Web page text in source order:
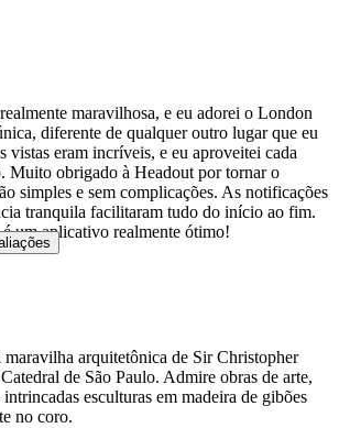
maravilhosa, e eu adorei o London
diferente de qualquer outro lugar que eu
vistas eram incríveis, e eu aproveitei cada
Muito obrigado à Headout por tornar o
simples e sem complicações. As notificações
tranquila facilitaram tudo do início ao fim.
um aplicativo realmente ótimo!
maravilha arquitetônica de Sir Christopher
de São Paulo. Admire obras de arte,
intrincadas esculturas em madeira de gibões
no coro.